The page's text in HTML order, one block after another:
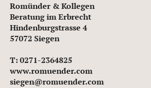
Romünder & Kollegen
Beratung im Erbrecht
Hindenburgstrasse 4
57072 Siegen
T: 0271-2364825
www.romuender.com
siegen@romuender.com